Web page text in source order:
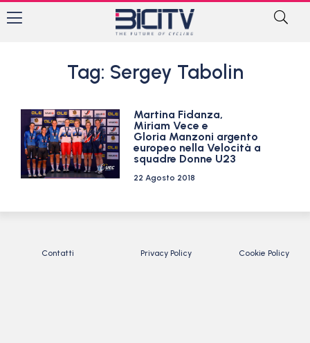
Tag: Sergey Tabolin
Martina Fidanza,
Miriam Vece e
Gloria Manzoni argento
europeo nella Velocità a
squadre Donne U23
22 Agosto 2018
Contatti Privacy Policy Cookie Policy